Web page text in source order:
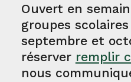
Ouvert en
groupes
septembre et
réserver remplir
nous